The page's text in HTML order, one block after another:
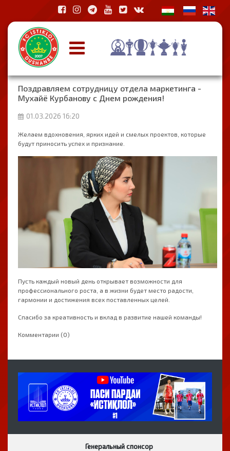
Поздравляем сотрудницу отдела маркетинга -
Мухайё Курбанову с Днем рождения!
01.03.2026 16:20
Желаем вдохновения, ярких идей и смелых проектов, которые
будут приносить успех и признание.
Пусть каждый новый день открывает возможности для
профессионального роста, а в жизни будет место радости,
гармонии и достижения всех поставленных целей.
Спасибо за креативность и вклад в развитие нашей команды!
Комментарии (0)
Генеральный спонсор